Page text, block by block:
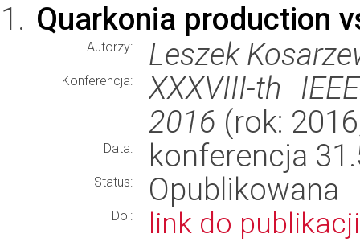
Quarkonia production
Autorzy: Leszek
Konferencja:
XXXVIII-th
2016 (rok:
Data: konferencja
Status: Opublikowana
Doi: link do publikacji